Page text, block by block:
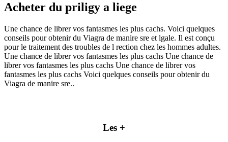
Acheter du priligy a liege
Une chance de librer vos fantasmes les plus cachs. Voici quelques
conseils pour obtenir du Viagra de manire sre et lgale. Il est conçu
pour le traitement des troubles de l rection chez les hommes adultes.
Une chance de librer vos fantasmes les plus cachs Une chance de
librer vos fantasmes les plus cachs Une chance de librer vos
fantasmes les plus cachs Voici quelques conseils pour obtenir du
Viagra de manire sre..
Les +